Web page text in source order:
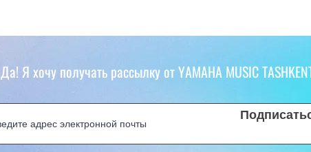
Да! Я хочу получать рассылку от YAMAHA MUSIC